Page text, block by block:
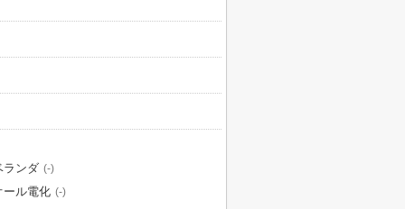
ランダ (-)
ール電化 (-)